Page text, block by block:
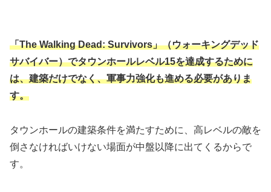
「The Walking Dead: Survivors」（ウォーキングデッド
サバイバー）でタウンホールレベル15を達成するために
は、建築だけでなく、軍事力強化も進める必要がありま
す。
タウンホールの建築条件を満たすために、高レベルの敵を
倒さなければいけない場面が中盤以降に出てくるからで
す。